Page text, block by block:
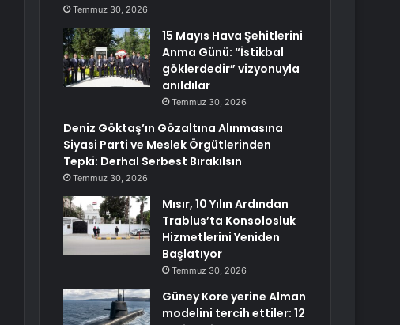
Temmuz 30, 2026
15 Mayıs Hava Şehitlerini
Anma Günü: “İstikbal
göklerdedir” vizyonuyla
anıldılar
Temmuz 30, 2026
Deniz Göktaş’ın Gözaltına Alınmasına
Siyasi Parti ve Meslek Örgütlerinden
Tepki: Derhal Serbest Bırakılsın
Temmuz 30, 2026
Mısır, 10 Yılın Ardından
Trablus’ta Konsolosluk
Hizmetlerini Yeniden
Başlatıyor
Temmuz 30, 2026
Güney Kore yerine Alman
modelini tercih ettiler: 12